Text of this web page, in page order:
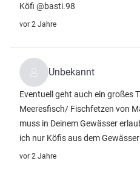
Köfi @basti.98
vor 2 Jahre
Unbekannt
Eventuell geht auch ein großes
Meeresfisch/ Fischfetzen von
muss in Deinem Gewässer
ich nur Köfis aus dem
vor 2 Jahre